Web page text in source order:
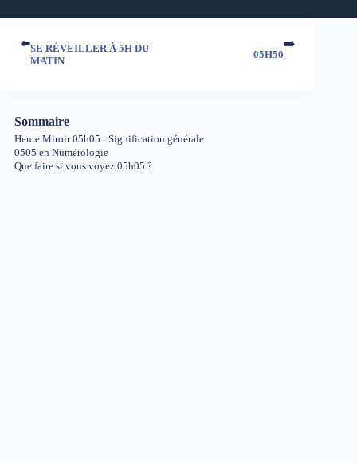
⬅️SE RÉVEILLER À 5H DU
MATIN
05H50
➡️
Sommaire
Heure Miroir 05h05 : Signification générale
0505 en Numérologie
Que faire si vous voyez 05h05 ?